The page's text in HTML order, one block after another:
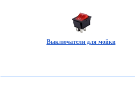
Выключатели для мойки